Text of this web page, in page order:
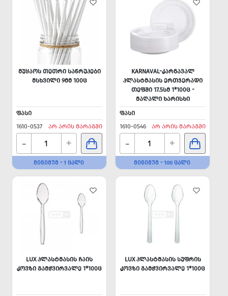
ᲛᲣᲧᲐᲝᲡ ᲗᲔᲗᲠᲘ ᲡᲐᲬᲠᲣᲞᲔᲑᲘ
ᲛᲡᲮᲕᲘᲚᲘ 9ᲛᲛ 100Ც
ᲤᲐᲡᲘ
1610-0537
ᲐᲠ ᲐᲠᲘᲡ ᲛᲐᲠᲐᲒᲨᲘ
- +
ᲛᲘᲜᲘᲛᲣᲛ - 1 ᲪᲐᲚᲘ
KARNAVAL-ᲙᲐᲠᲜᲐᲕᲐᲚ
ᲞᲚᲐᲡᲢᲛᲐᲡᲘᲡ ᲔᲠᲗᲯᲔᲠᲐᲓᲘ
ᲗᲔᲤᲨᲘ 17.5ᲡᲛ 1*100Ც -
ᲛᲐᲦᲐᲚᲘ ᲮᲐᲠᲘᲡᲮᲘ
ᲤᲐᲡᲘ
1610-0546
ᲐᲠ ᲐᲠᲘᲡ ᲛᲐᲠᲐᲒᲨᲘ
- +
ᲛᲘᲜᲘᲛᲣᲛ - 100 ᲪᲐᲚᲘ
LUX ᲞᲚᲐᲡᲢᲛᲐᲡᲘᲡ ᲩᲐᲘᲡ
ᲙᲝᲕᲖᲘ ᲒᲐᲛᲭᲕᲘᲠᲕᲐᲚᲔ 1*100Ც
LUX ᲞᲚᲐᲡᲢᲛᲐᲡᲘᲡ ᲡᲣᲤᲠᲘᲡ
ᲙᲝᲕᲖᲘ ᲒᲐᲛᲭᲕᲘᲠᲕᲐᲚᲔ 1*100Ც